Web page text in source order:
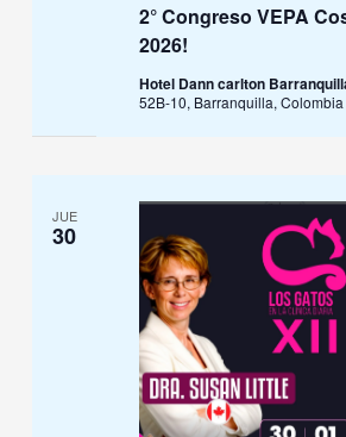
2° Congreso VEPA
2026!
Hotel Dann carlton
52B-10, Barranquilla, Colombia
JUE
30